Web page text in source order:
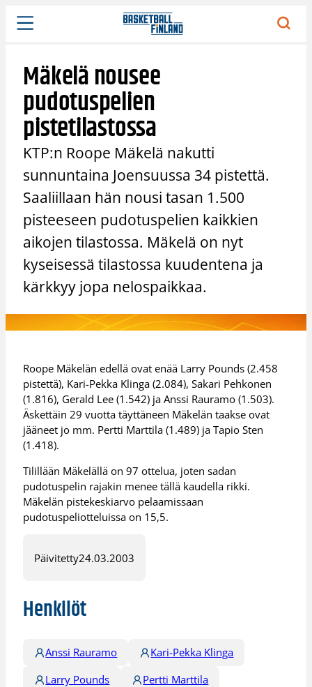
Siirry
sisältöön
Mäkelä nousee
pudotuspelien
pistetilastossa
KTP:n Roope Mäkelä nakutti
sunnuntaina Joensuussa 34 pistettä.
Saaliillaan hän nousi tasan 1.500
pisteeseen pudotuspelien kaikkien
aikojen tilastossa. Mäkelä on nyt
kyseisessä tilastossa kuudentena ja
kärkkyy jopa nelospaikkaa.
Roope Mäkelän edellä ovat enää Larry Pounds (2.458
pistettä), Kari-Pekka Klinga (2.084), Sakari Pehkonen
(1.816), Gerald Lee (1.542) ja Anssi Rauramo (1.503).
Äskettäin 29 vuotta täyttäneen Mäkelän taakse ovat
jääneet jo mm. Pertti Marttila (1.489) ja Tapio Sten
(1.418).
Tilillään Mäkelällä on 97 ottelua, joten sadan
pudotuspelin rajakin menee tällä kaudella rikki.
Mäkelän pistekeskiarvo pelaamissaan
pudotuspeliotteluissa on 15,5.
Päivitetty24.03.2003
Henkilöt
Anssi Rauramo
Kari-Pekka Klinga
Larry Pounds
Pertti Marttila